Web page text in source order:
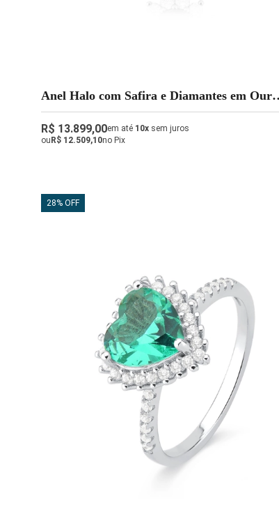
Anel Halo com Safira e Diamantes em Ouro
Branco 18k | Alta Joalheria
R$ 13.899,00em até 10x sem juros
ou R$ 12.509,10no Pix
28% OFF